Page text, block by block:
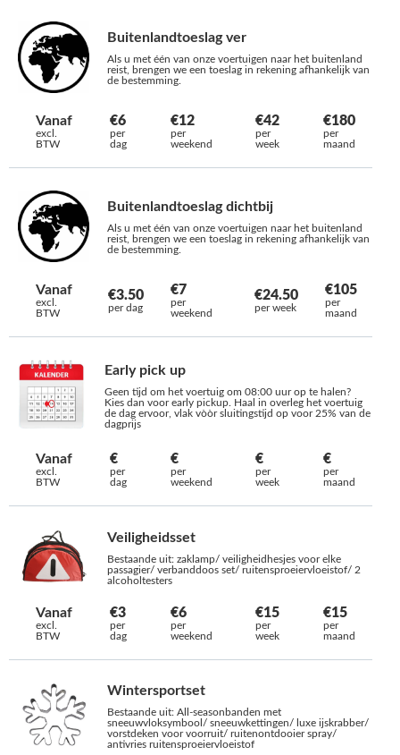
Buitenlandtoeslag ver
Als u met één van onze voertuigen naar het buitenland
reist, brengen we een toeslag in rekening afhankelijk van
de bestemming.
Vanaf
excl.
BTW
€6
per
dag
€12
per
weekend
€42
per
week
€180
per
maand
Buitenlandtoeslag dichtbij
Als u met één van onze voertuigen naar het buitenland
reist, brengen we een toeslag in rekening afhankelijk van
de bestemming.
Vanaf
excl.
BTW
€3.50
per dag
€7
per
weekend
€24.50
per week
€105
per
maand
Early pick up
Geen tijd om het voertuig om 08:00 uur op te halen?
Kies dan voor early pickup. Haal in overleg het voertuig
de dag ervoor, vlak vòòr sluitingstijd op voor 25% van de
dagprijs
Vanaf
excl.
BTW
€
per
dag
€
per
weekend
€
per
week
€
per
maand
Veiligheidsset
Bestaande uit: zaklamp/ veiligheidhesjes voor elke
passagier/ verbanddoos set/ ruitensproeiervloeistof/ 2
alcoholtesters
Vanaf
excl.
BTW
€3
per
dag
€6
per
weekend
€15
per
week
€15
per
maand
Wintersportset
Bestaande uit: All-seasonbanden met
sneeuwvloksymbool/ sneeuwkettingen/ luxe ijskrabber/
vorstdeken voor voorruit/ ruitenontdooier spray/
antivries ruitensproeiervloeistof